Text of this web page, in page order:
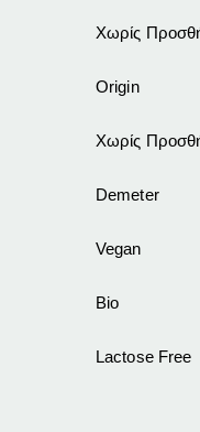
Χωρίς
Origin
Χωρίς
Demeter
Vegan
Bio
Lactose Free